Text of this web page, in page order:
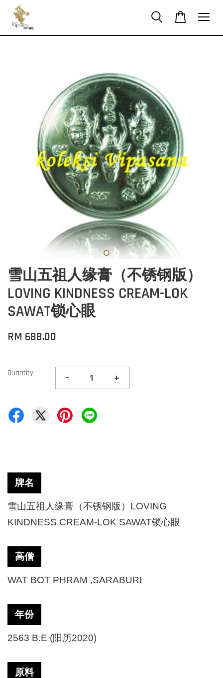
雪山五祖人缘膏（不锈钢版）
LOVING KINDNESS CREAM-LOK
SAWAT锁心眼
RM 688.00
Quantity - +
牌名
雪山五祖人缘膏（不锈钢版） LOVING
KINDNESS CREAM-LOK SAWAT锁心眼
高僧
WAT BOT PHRAM ,SARABURI
年份
2563 B.E (阳历2020)
原料